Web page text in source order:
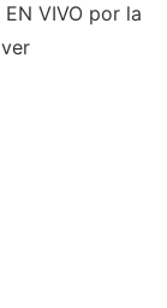
VIVO por la